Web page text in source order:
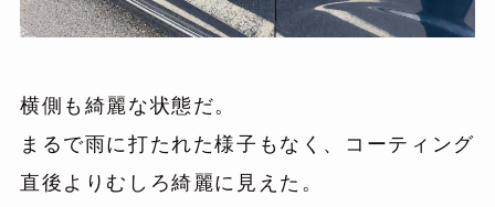
横側も綺麗な状態だ。
まるで雨に打たれた様子もなく、コーティング
直後よりむしろ綺麗に見えた。